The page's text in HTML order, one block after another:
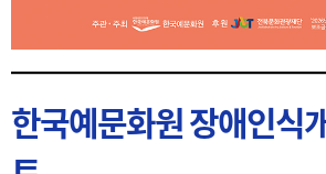
한국예문화원 장애인식